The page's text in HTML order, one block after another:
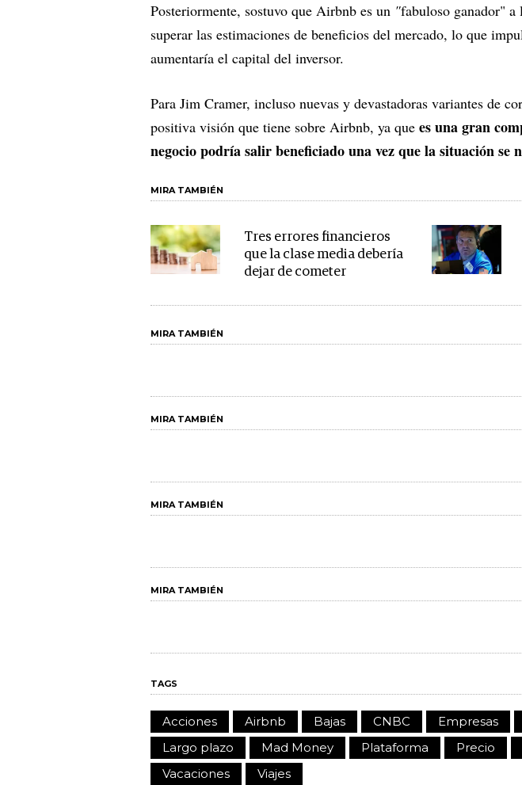
Posteriormente, sostuvo que Airbnb es un "fabuloso ganador" a
superar las estimaciones de beneficios del mercado, lo que
aumentaría el capital del inversor.
Para Jim Cramer, incluso nuevas y devastadoras variantes de
positiva visión que tiene sobre Airbnb, ya que es una gran
negocio podría salir beneficiado una vez que la situación se
MIRA TAMBIÉN
Tres errores financieros
que la clase media debería
dejar de cometer
MIRA TAMBIÉN
MIRA TAMBIÉN
MIRA TAMBIÉN
MIRA TAMBIÉN
TAGS
Acciones Airbnb Bajas CNBC Empresas
Largo plazo
Mad Money Plataforma Precio
Vacaciones
Viajes